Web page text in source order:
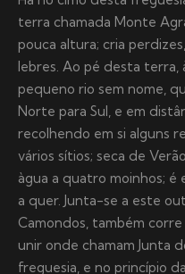
terra chamada Monte
pouca altura; cria
lebres. Ao pé desta terra,
pequeno rio sem nome,
Norte para Sul, e em
recolhendo em si alguns
vários sítios; seca de
àgua a quatro moinhos; é
a quer. Junta-se a este
Camondos, também
unir onde chamam Junta
freguesia, e no princípio